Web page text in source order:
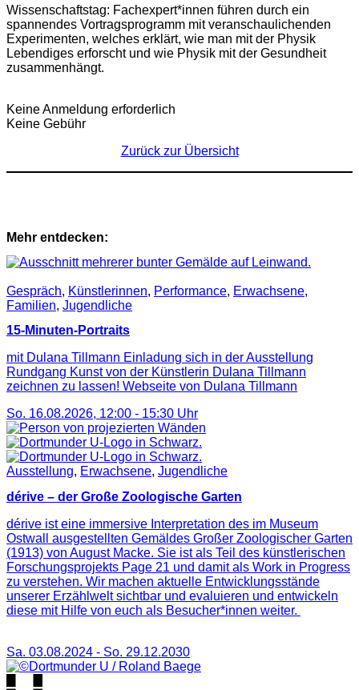
Wissenschaftstag: Fachexpert*innen führen durch ein
spannendes Vortragsprogramm mit veranschaulichenden
Experimenten, welches erklärt, wie man mit der Physik
Lebendiges erforscht und wie Physik mit der Gesundheit
zusammenhängt.
Keine Anmeldung erforderlich
Keine Gebühr
Zurück zur Übersicht
Mehr entdecken:
Gespräch, Künstlerinnen, Performance, Erwachsene,
Familien, Jugendliche
15-Minuten-Portraits
mit Dulana Tillmann Einladung sich in der Ausstellung
Rundgang Kunst von der Künstlerin Dulana Tillmann
zeichnen zu lassen! Webseite von Dulana Tillmann
So. 16.08.2026, 12:00 - 15:30 Uhr
Ausstellung, Erwachsene, Jugendliche
dérive – der Große Zoologische Garten
dérive ist eine immersive Interpretation des im Museum
Ostwall ausgestellten Gemäldes Großer Zoologischer Garten
(1913) von August Macke. Sie ist als Teil des künstlerischen
Forschungsprojekts Page 21 und damit als Work in Progress
zu verstehen. Wir machen aktuelle Entwicklungsstände
unserer Erzählwelt sichtbar und evaluieren und entwickeln
diese mit Hilfe von euch als Besucher*innen weiter.
Sa. 03.08.2024 - So. 29.12.2030